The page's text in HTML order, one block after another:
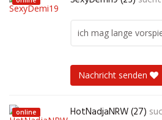
ich mag lange
Nachricht senden
online HotNadjaNRW (27)